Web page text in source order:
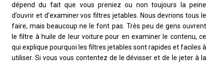
dépend du fait que vous preniez ou non toujours la peine
d’ouvrir et d’examiner vos filtres jetables. Nous devrions tous le
faire, mais beaucoup ne le font pas. Très peu de gens ouvrent
le filtre à huile de leur voiture pour en examiner le contenu, ce
qui explique pourquoi les filtres jetables sont rapides et faciles à
utiliser. Si vous vous contentez de le dévisser et de le jeter à la